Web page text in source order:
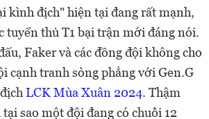
kình địch" hiện tại đang rất mạnh,
tuyển thủ T1 bại trận mới đáng nói.
Faker và các đồng đội không cho
cạnh tranh sòng phẳng với Gen.G
LCK Mùa Xuân 2024. Thậm
sao một đội đang có chuỗi 12